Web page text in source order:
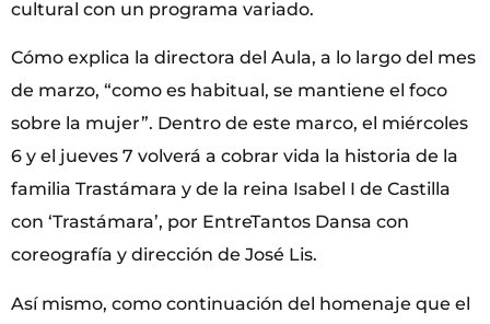
cultural con un programa variado.
Cómo explica la directora del Aula, a lo largo del mes
de marzo, “como es habitual, se mantiene el foco
sobre la mujer”. Dentro de este marco, el miércoles
6 y el jueves 7 volverá a cobrar vida la historia de la
familia Trastámara y de la reina Isabel I de Castilla
con ‘Trastámara’, por EntreTantos Dansa con
coreografía y dirección de José Lis.
Así mismo, como continuación del homenaje que el